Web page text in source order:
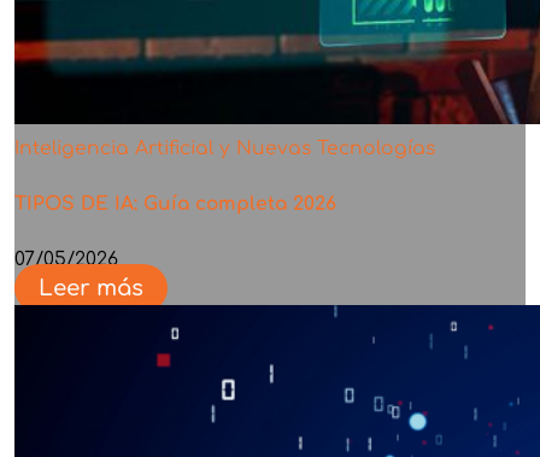
Inteligencia Artificial y Nuevas Tecnologías
TIPOS DE IA: Guía completa 2026
07/05/2026
Leer más